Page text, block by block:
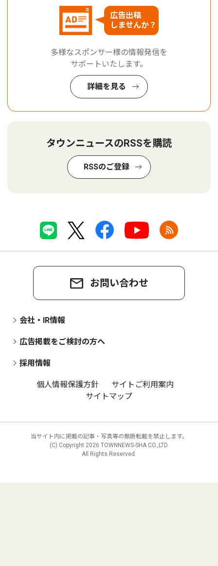
広告出稿
しませんか？
多様なスポンサー様の情報発信を
サポートいたします。
詳細を見る
タウンニュースのRSSを購読
RSSのご登録
お問い合わせ
会社・IR情報
広告掲載をご検討の方へ
採用情報
個人情報保護方針
サイトご利用案内
サイトマップ
当サイト内に掲載の記事・写真等の無断転載を禁止します。
(C) Copyright 2026 TOWNNEWS-SHA CO.,LTD.
All Rights Reserved.